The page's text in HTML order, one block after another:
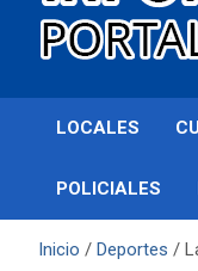
LOCALES
POLICIALES
Inicio Deportes